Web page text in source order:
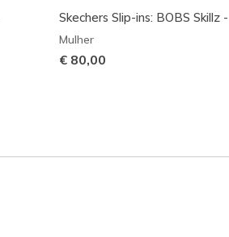
Skechers Slip-ins: BOBS Skillz
Mulher
€ 80,00